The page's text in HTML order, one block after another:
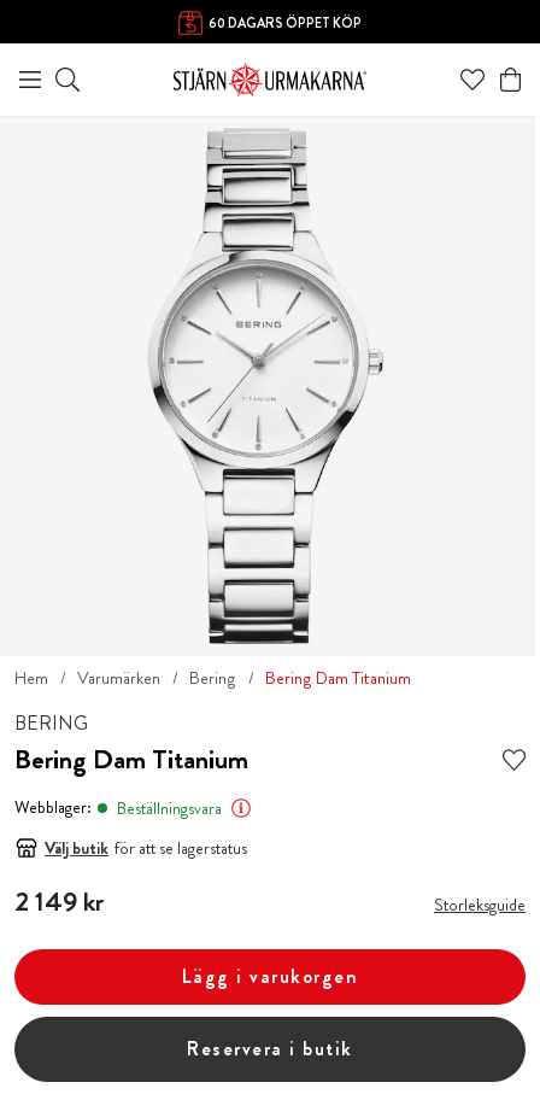
60 DAGARS ÖPPET KÖP
Hem Varumärken Bering Bering Dam Titanium
BERING
Bering Dam Titanium
Webblager:
Beställningsvara
Välj butik för att se lagerstatus
Pris:2 149 kr
2 149 kr Storleksguide
Lägg i varukorgen
Reservera i butik